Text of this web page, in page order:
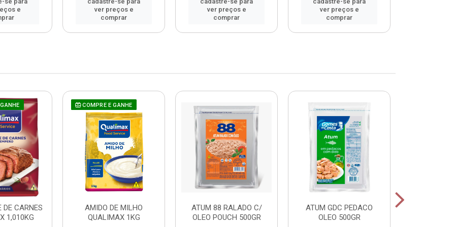
e
ver preços e
comprar
ver preços e
comprar
ver preços e
comprar
CARNES
1,010KG
COMPRE E GANHE
AMIDO DE MILHO
QUALIMAX 1KG
ATUM 88 RALADO C/
OLEO POUCH 500GR
ATUM GDC PEDACO
OLEO 500GR